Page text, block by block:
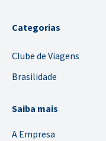
Categorias
Clube de Viagens
Brasilidade
Saiba mais
A Empresa